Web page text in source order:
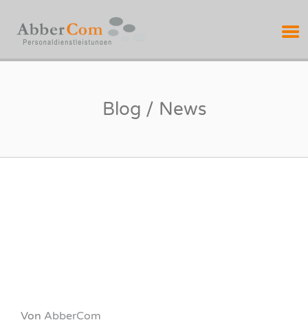
Blog / News
Von AbberCom